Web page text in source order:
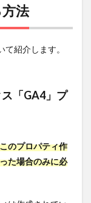
法
紹介します。
「GA4」プ
このプロパティ作
た場合のみに必